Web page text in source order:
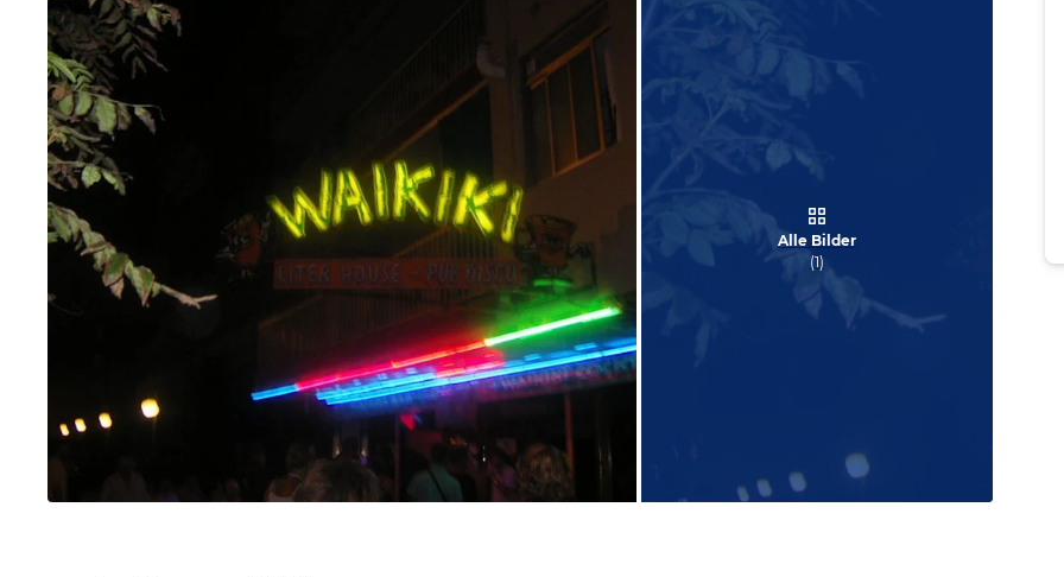
Alle Bilder
(1)